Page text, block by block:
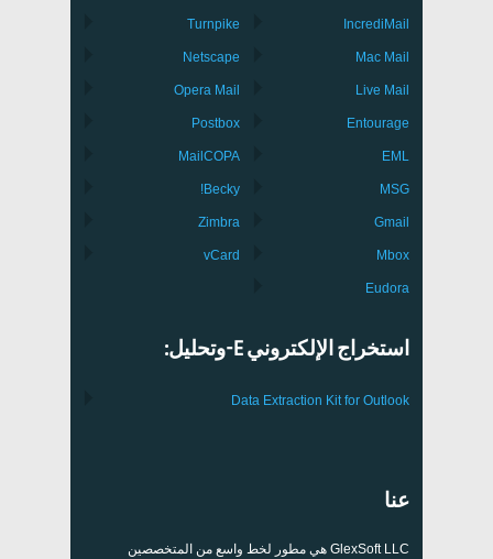
IncrediMail
Mac Mail
Live Mail
Entourage
EML
MSG
Gmail
Mbox
Eudora
Turnpike
Netscape
Opera Mail
Postbox
MailCOPA
Becky!
Zimbra
vCard
استخراج الإلكتروني E-وتحليل:
Data Extraction Kit for Outlook
عنا
GlexSoft LLC هي مطور لخط واسع من المتخصصين